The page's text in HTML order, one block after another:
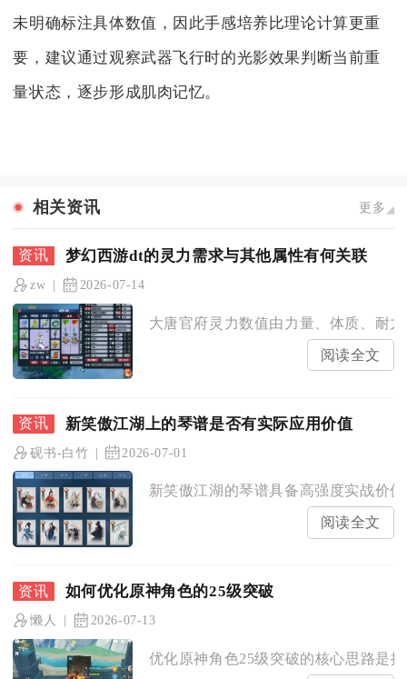
未明确标注具体数值，因此手感培养比理论计算更重
要，建议通过观察武器飞行时的光影效果判断当前重
量状态，逐步形成肌肉记忆。
相关资讯 更多
梦幻西游dt的灵力需求与其他属性有何关联
zw 2026-07-14
大唐官府灵力数值由力量、体质、耐
阅读全文
新笑傲江湖上的琴谱是否有实际应用价值
砚书-白竹 2026-07-01
新笑傲江湖的琴谱具备高强度实战价
阅读全文
如何优化原神角色的25级突破
懒人 2026-07-13
优化原神角色25级突破的核心思路是